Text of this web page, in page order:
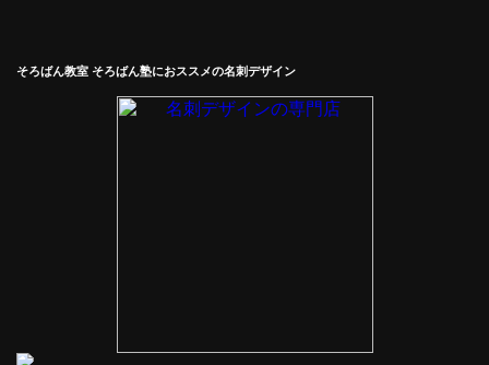
そろばん教室 そろばん塾におススメの名刺デザイン